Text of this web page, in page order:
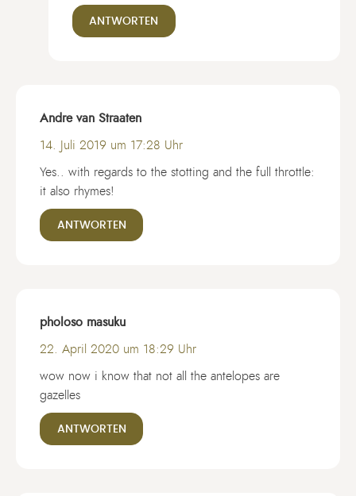
ANTWORTEN
Andre van Straaten
14. Juli 2019 um 17:28 Uhr
Yes.. with regards to the stotting and the full throttle:
it also rhymes!
ANTWORTEN
pholoso masuku
22. April 2020 um 18:29 Uhr
wow now i know that not all the antelopes are
gazelles
ANTWORTEN